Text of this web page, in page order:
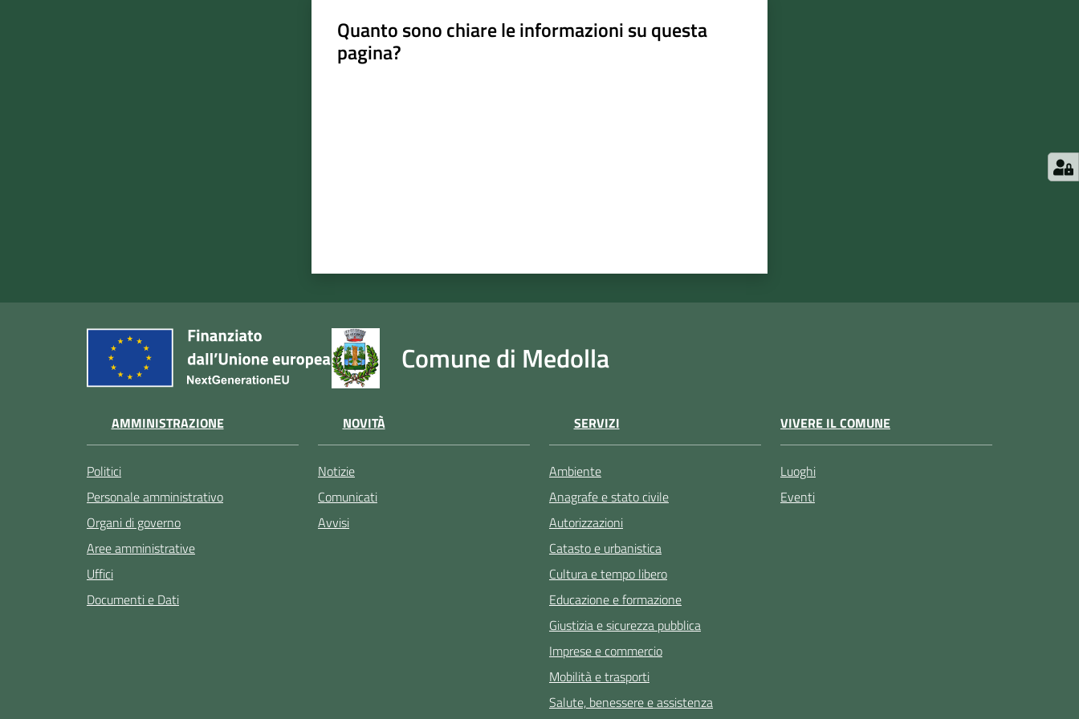
Quanto sono chiare le informazioni su questa
pagina?
Comune di Medolla
AMMINISTRAZIONE
Politici
Personale amministrativo
Organi di governo
Aree amministrative
Uffici
Documenti e Dati
NOVITÀ
Notizie
Comunicati
Avvisi
SERVIZI
Ambiente
Anagrafe e stato civile
Autorizzazioni
Catasto e urbanistica
Cultura e tempo libero
Educazione e formazione
Giustizia e sicurezza pubblica
Imprese e commercio
Mobilità e trasporti
Salute, benessere e assistenza
VIVERE IL COMUNE
Luoghi
Eventi